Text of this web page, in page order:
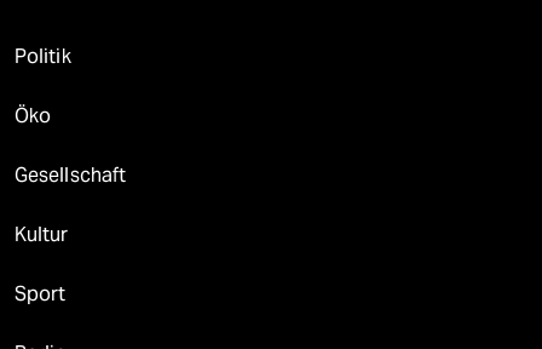
Politik
Öko
Gesellschaft
Kultur
Sport